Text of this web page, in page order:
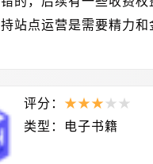
站点运营是需要精力和
评分： ★★★ ★ ★
类型：
电子书籍